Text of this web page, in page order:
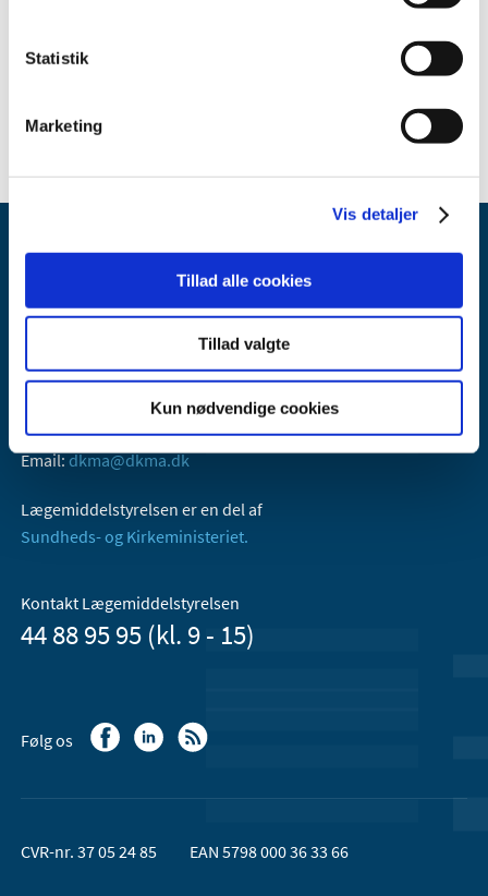
Statistik
Marketing
Vis detaljer
Tillad alle cookies
Tillad valgte
Kun nødvendige cookies
Sikkerhedsmeddelelse om Avance CS2 - Avance CS2 Pro(pdf
- 0,19 MB)
Lægemiddelstyrelsen
Axel Heides Gade 1
2300 København S
Email:dkma@dkma.dk
Lægemiddelstyrelsen er en del af
Sundheds- og Kirkeministeriet.
Kontakt Lægemiddelstyrelsen
44 88 95 95 (kl. 9 - 15)
Følg os
CVR-nr. 37 05 24 85 EAN 5798 000 36 33 66